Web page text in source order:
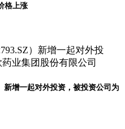
格上涨
新增一起对外投资，被投资公司为